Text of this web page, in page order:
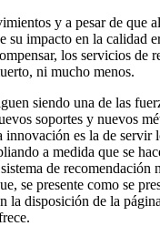
y a pesar de que
su impacto en la calidad
los servicios de
ni mucho menos.
siendo una de las
soportes y nuevos
es la de servir
a medida que se
de recomendación
se presente como se
la disposición de la